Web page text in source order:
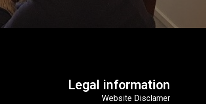
Legal information
Website Disclamer